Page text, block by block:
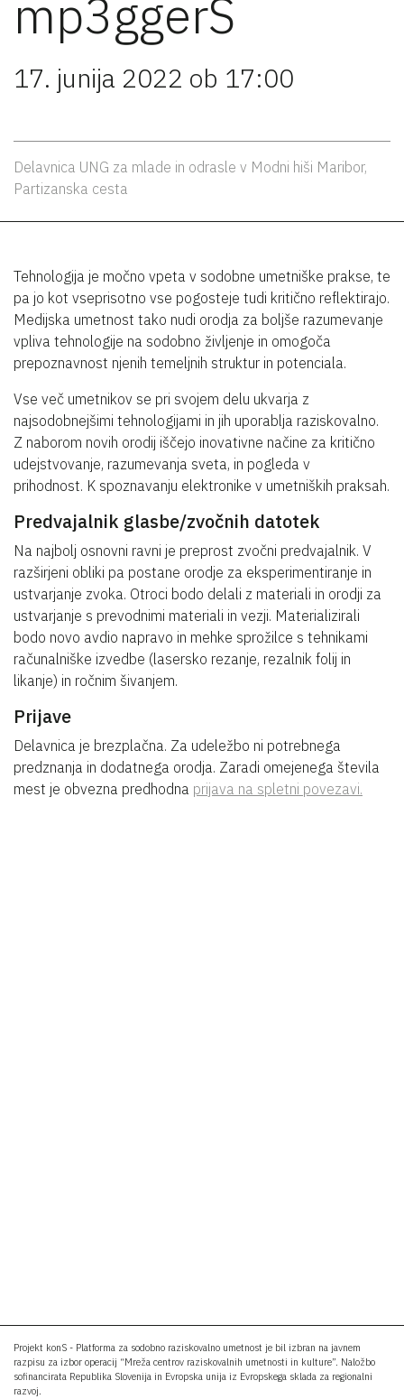
mp3ggerS
17. junija 2022 ob 17:00
Delavnica UNG za mlade in odrasle v Modni hiši Maribor,
Partizanska cesta
Tehnologija je močno vpeta v sodobne umetniške prakse, te
pa jo kot vseprisotno vse pogosteje tudi kritično reflektirajo.
Medijska umetnost tako nudi orodja za boljše razumevanje
vpliva tehnologije na sodobno življenje in omogoča
prepoznavnost njenih temeljnih struktur in potenciala.
Vse več umetnikov se pri svojem delu ukvarja z
najsodobnejšimi tehnologijami in jih uporablja raziskovalno.
Z naborom novih orodij iščejo inovativne načine za kritično
udejstvovanje, razumevanja sveta, in pogleda v
prihodnost. K spoznavanju elektronike v umetniških praksah.
Predvajalnik glasbe/zvočnih datotek
Na najbolj osnovni ravni je preprost zvočni predvajalnik. V
razširjeni obliki pa postane orodje za eksperimentiranje in
ustvarjanje zvoka. Otroci bodo delali z materiali in orodji za
ustvarjanje s prevodnimi materiali in vezji. Materializirali
bodo novo avdio napravo in mehke sprožilce s tehnikami
računalniške izvedbe (lasersko rezanje, rezalnik folij in
likanje) in ročnim šivanjem.
Prijave
Delavnica je brezplačna. Za udeležbo ni potrebnega
predznanja in dodatnega orodja. Zaradi omejenega števila
mest je obvezna predhodna prijava na spletni povezavi.
Projekt konS - Platforma za sodobno raziskovalno umetnost je bil izbran na javnem
razpisu za izbor operacij “Mreža centrov raziskovalnih umetnosti in kulture”. Naložbo
sofinancirata Republika Slovenija in Evropska unija iz Evropskega sklada za regionalni
razvoj.